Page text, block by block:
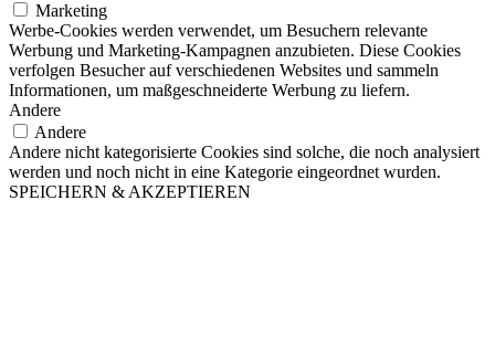
Marketing
Werbe-Cookies werden verwendet, um Besuchern relevante
Werbung und Marketing-Kampagnen anzubieten. Diese Cookies
verfolgen Besucher auf verschiedenen Websites und sammeln
Informationen, um maßgeschneiderte Werbung zu liefern.
Andere
Andere
Andere nicht kategorisierte Cookies sind solche, die noch analysiert
werden und noch nicht in eine Kategorie eingeordnet wurden.
SPEICHERN & AKZEPTIEREN